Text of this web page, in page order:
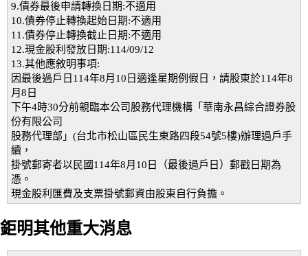
9.債券最後申請轉換日期:不適用
10.債券停止轉換起始日期:不適用
11.債券停止轉換截止日期:不適用
12.現金股利發放日期:114/09/12
13.其他應敘明事項:
因最後過戶日114年8月10日適逢星期例假日，請股東於114年8
月8日
下午4時30分前親臨本公司股務代理機構「華南永昌綜合證券股
份有限公司
股務代理部」(台北市松山區民生東路四段54號5樓)辦理過戶手
續，
掛號郵寄者以民國114年8月10日（最後過戶日）郵戳日期為
憑。
現金股利匯費及支票掛號郵資由股東自行負擔。
鉅明其他重大消息